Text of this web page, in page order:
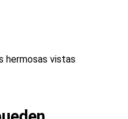
hermosas vistas